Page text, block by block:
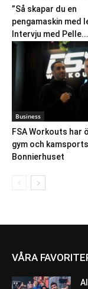
”Så skapar du en
pengamaskin med
Intervju med Pelle...
Business
FSA Workouts har
gym och
Bonnierhuset
VÅRA